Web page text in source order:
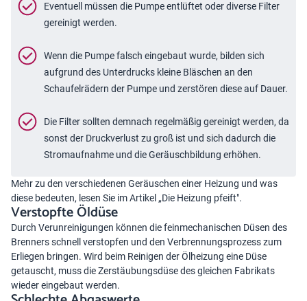
Eventuell müssen die Pumpe entlüftet oder diverse Filter
gereinigt werden.
Wenn die Pumpe falsch eingebaut wurde, bilden sich
aufgrund des Unterdrucks kleine Bläschen an den
Schaufelrädern der Pumpe und zerstören diese auf Dauer.
Die Filter sollten demnach regelmäßig gereinigt werden, da
sonst der Druckverlust zu groß ist und sich dadurch die
Stromaufnahme und die Geräuschbildung erhöhen.
Mehr zu den verschiedenen Geräuschen einer Heizung und was
diese bedeuten, lesen Sie im Artikel „Die Heizung pfeift".
Verstopfte Öldüse
Durch Verunreinigungen können die feinmechanischen Düsen des
Brenners schnell verstopfen und den Verbrennungsprozess zum
Erliegen bringen. Wird beim Reinigen der Ölheizung eine Düse
getauscht, muss die Zerstäubungsdüse des gleichen Fabrikats
wieder eingebaut werden.